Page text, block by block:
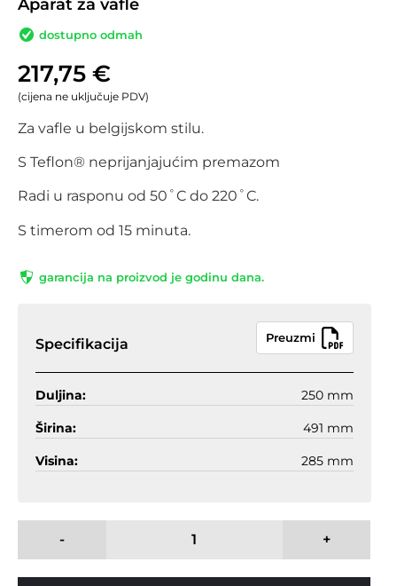
Aparat za vafle
dostupno odmah
217,75 €
(cijena ne uključuje PDV)
Za vafle u belgijskom stilu.
S Teflon® neprijanjajućim premazom
Radi u rasponu od 50˚C do 220˚C.
S timerom od 15 minuta.
garancija na proizvod je godinu dana.
Specifikacija Preuzmi
Duljina: 250 mm
Širina: 491 mm
Visina: 285 mm
- +